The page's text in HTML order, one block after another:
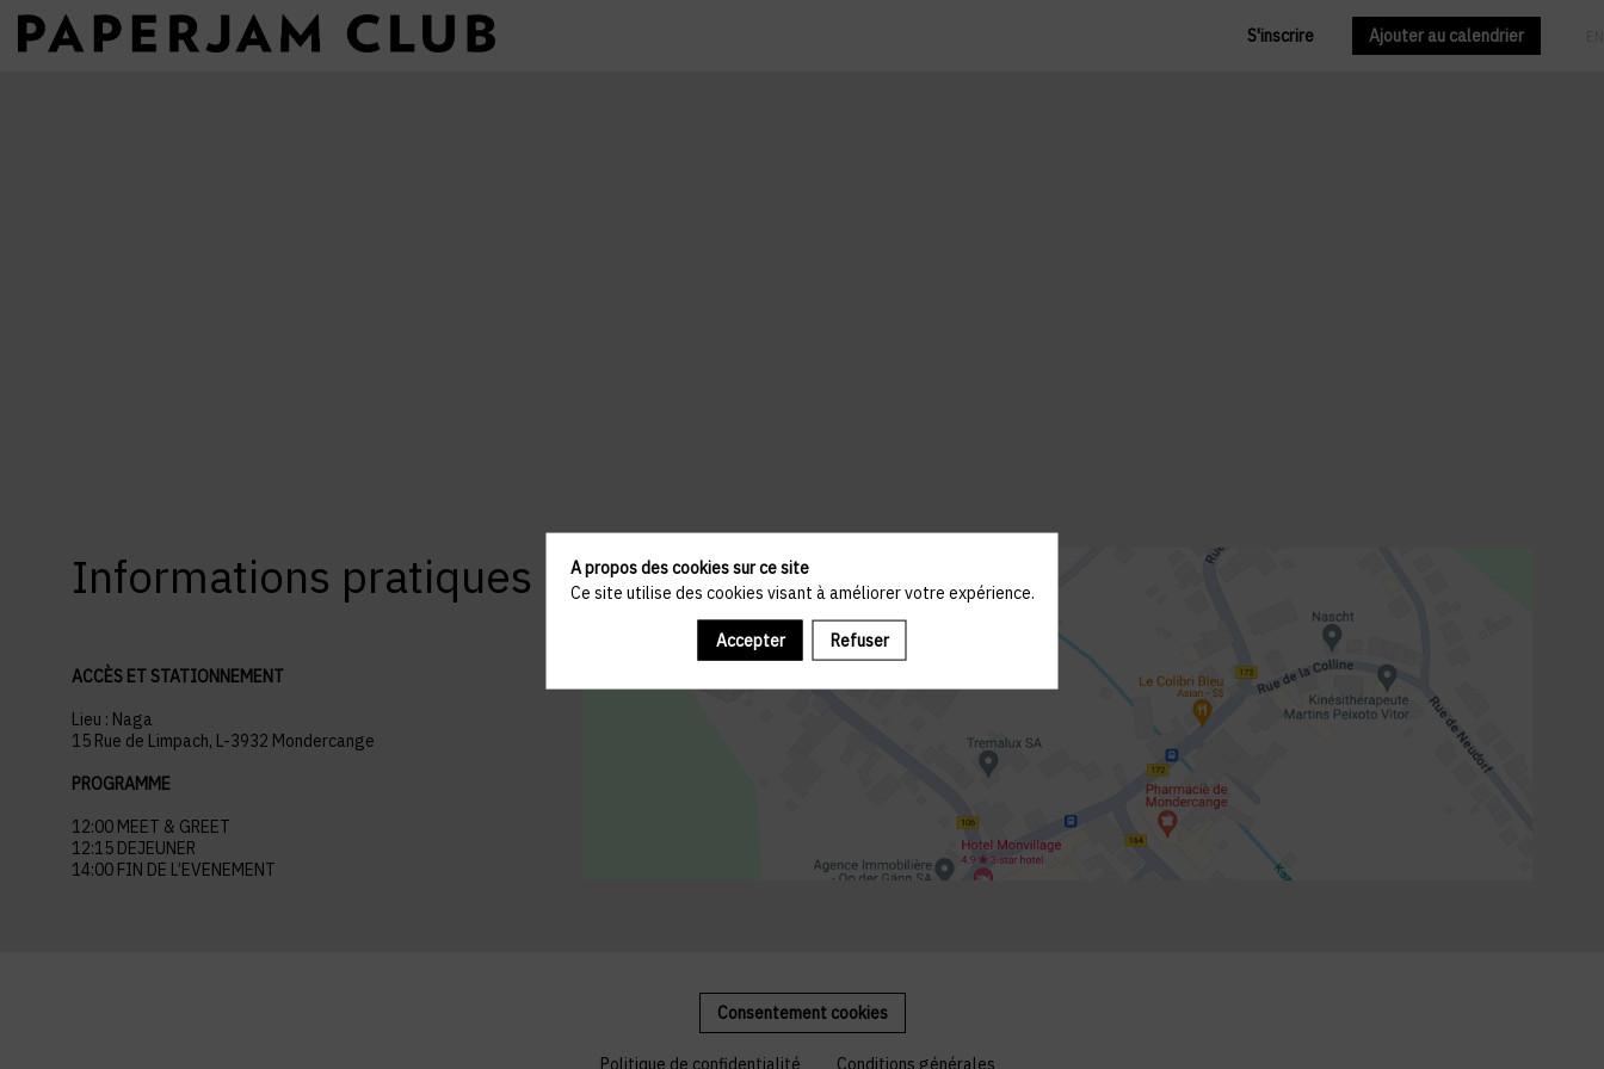
S'inscrire Ajouter au calendrier
Informations pratiques
ACCÈS ET STATIONNEMENT
Lieu : Naga
15 Rue de Limpach, L-3932 Mondercange
PROGRAMME
12:00 MEET & GREET
12:15 DEJEUNER
14:00 FIN DE L’EVENEMENT
Consentement cookies
Politique de confidentialité Conditions générales
A propos des cookies sur ce site
Ce site utilise des cookies visant à améliorer votre expérience.
Accepter Refuser